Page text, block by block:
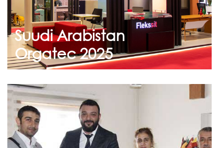
Suudi Arabistan
Orgatec 2025
Devam et
Sosyal Sorumluluk Projelerimiz
Devam Etmektedir